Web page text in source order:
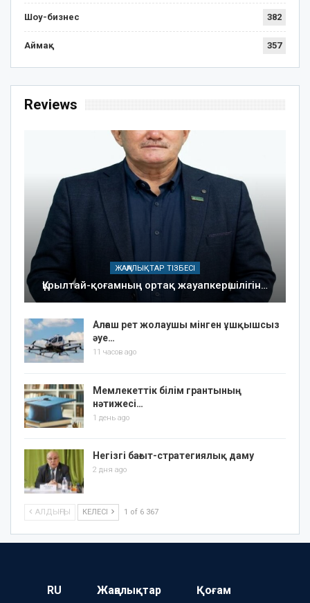
Шоу-бизнес 382
Аймақ 357
Reviews
ЖАҢАЛЫҚТАР ТІЗБЕСІ
Құрылтай-қоғамның ортақ жауапкершілігін…
Алғаш рет жолаушы мінген ұшқышсыз
әуе…
11 часов ago
Мемлекеттік білім грантының
нәтижесі…
1 день ago
Негізгі бағыт-стратегиялық даму
2 дня ago
АЛДЫҢҒЫ КЕЛЕСІ 1 of 6 367
RU Жаңалықтар Қоғам